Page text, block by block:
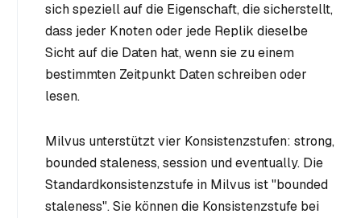
sich speziell auf die Eigenschaft, die sicherstellt,
dass jeder Knoten oder jede Replik dieselbe
Sicht auf die Daten hat, wenn sie zu einem
bestimmten Zeitpunkt Daten schreiben oder
lesen.
Milvus unterstützt vier Konsistenzstufen: strong,
bounded staleness, session und eventually. Die
Standardkonsistenzstufe in Milvus ist "bounded
staleness". Sie können die Konsistenzstufe bei